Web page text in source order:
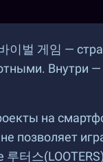
이벌 게임 —
Внутри —
на
позволяет
루터스